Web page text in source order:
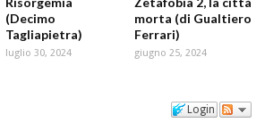
(Decimo
Tagliapietra)
luglio 30, 2024
morta (di Gualtiero
Ferrari)
giugno 25, 2024
Login